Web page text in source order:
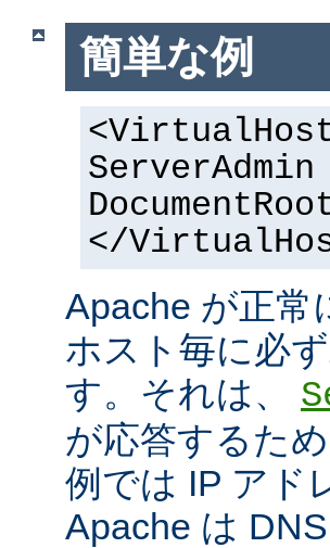
簡単な例
<VirtualHost
ServerAdmin
</
Apache が正常
ホスト毎に必
す。それは、
が応答するた
例では IP アド
Apache は